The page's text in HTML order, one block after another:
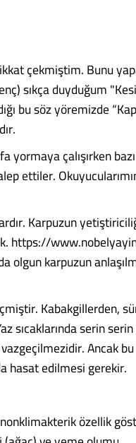
çekmiştim. Bunu
sıkça duyduğum
bu söz yöremizde
yormaya çalışırken
ettiler.
Karpuzun
https://
karpuzun
Kabakgillerden,
sıcaklarında serin
Ancak
hasat edilmesi gerekir.
özellik